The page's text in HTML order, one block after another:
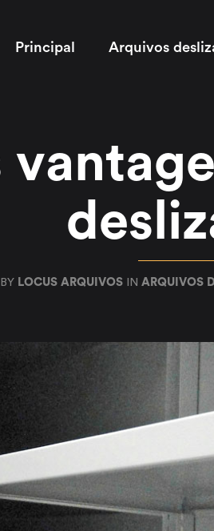
Principal Arquivos
LOCUS ARQUIVOS IN ARQUIVOS